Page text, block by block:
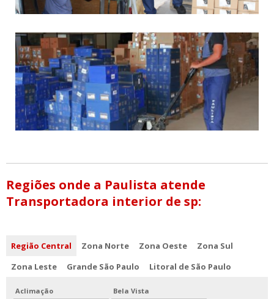
Regiões onde a Paulista atende
Transportadora interior de sp:
Região Central Zona Norte Zona Oeste
Zona Sul
Zona Leste
Grande São Paulo Litoral de São Paulo
Aclimação
Bela Vista